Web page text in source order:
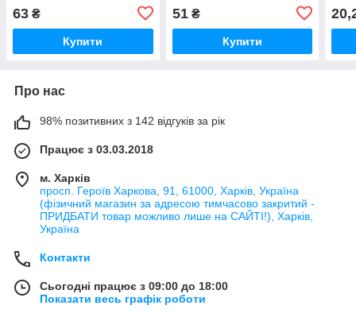
63 ₴
Купити
51₴
Купити
Про нас
98% позитивних з 142 відгуків за рік
Працює з 03.03.2018
м. Харків
просп. Героїв Харкова, 91, 61000, Харків, Україна
(фізичний магазин за адресою тимчасово закритий -
ПРИДБАТИ товар можливо лише на САЙТІ!), Харків,
Україна
Контакти
Сьогодні працює з 09:00 до 18:00
Показати весь графік роботи